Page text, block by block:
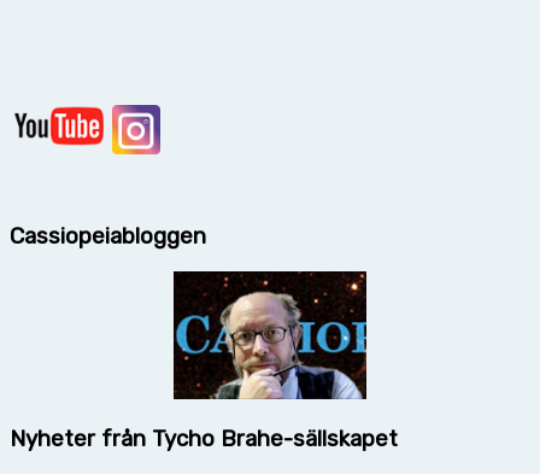
Cassiopeiabloggen
Nyheter från Tycho Brahe-sällskapet